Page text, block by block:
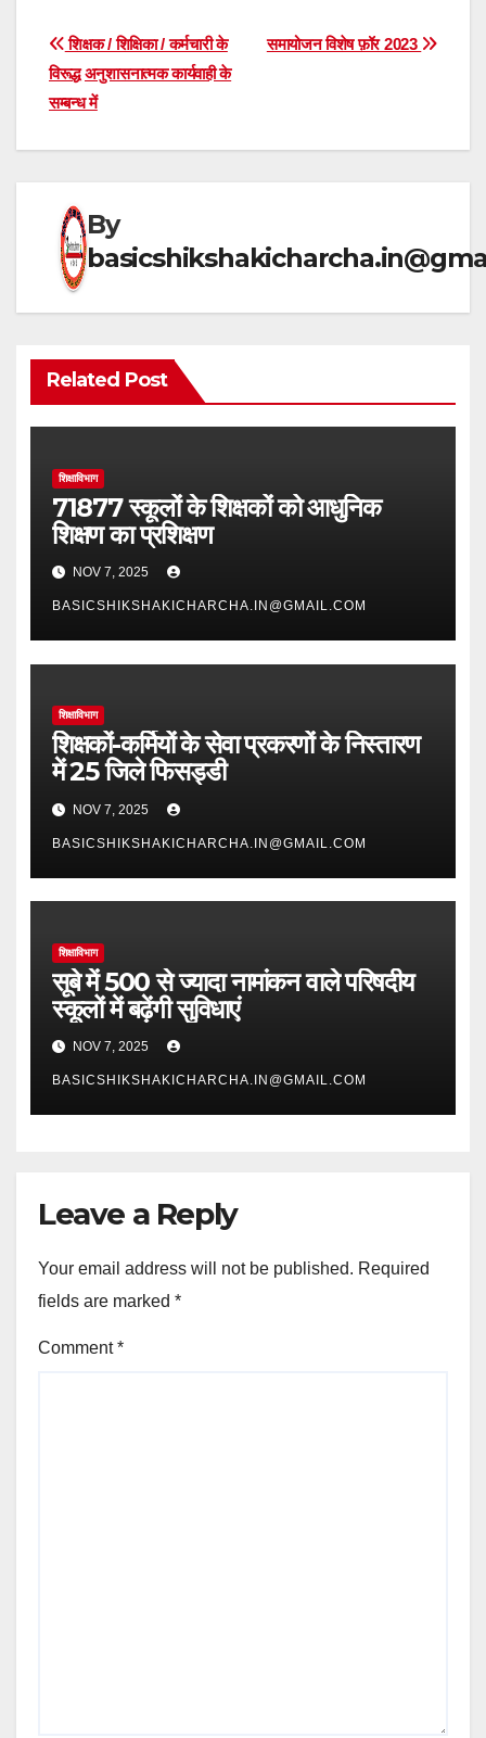
at
s
A
p
e
gr
m
c
e
o
ar
e
Post
navigation
समायोजन विशेष फ़ॉर 2023
शिक्षक / शिक्षिका / कर्मचारी के
विरूद्ध अनुशासनात्मक कार्यवाही के
सम्बन्ध में
By
Related Post
शिक्षाविभाग
71877 स्कूलों के शिक्षकों को आधुनिक
शिक्षण का प्रशिक्षण
NOV 7, 2025
BASICSHIKSHAKICHARCHA.IN@GMAIL.COM
शिक्षाविभाग
शिक्षकों-कर्मियों के सेवा प्रकरणों के निस्तारण
में 25 जिले फिसड्डी
NOV 7, 2025
BASICSHIKSHAKICHARCHA.IN@GMAIL.COM
शिक्षाविभाग
सूबे में 500 से ज्यादा नामांकन वाले परिषदीय
स्कूलों में बढ़ेंगी सुविधाएं
NOV 7, 2025
BASICSHIKSHAKICHARCHA.IN@GMAIL.COM
Leave a Reply
Your email address will not be published. Required
fields are marked *
Comment*